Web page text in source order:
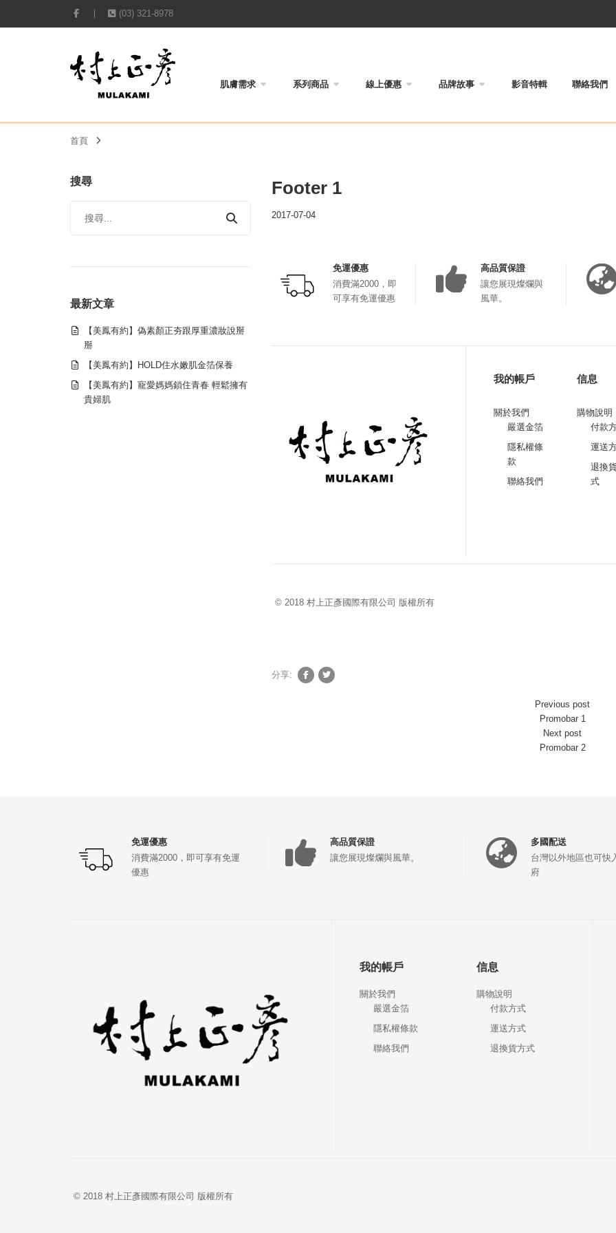
(03) 321-8978
肌膚需求 系列商品 線上優惠 品牌故事 影音特輯 聯絡我們
首頁
搜尋
最新文章
【美鳳有約】偽素顏正夯跟厚重濃妝說掰
掰
【美鳳有約】HOLD住水嫩肌金箔保養
【美鳳有約】寵愛媽媽鎖住青春 輕鬆擁有
貴婦肌
Footer 1
2017-07-04
免運優惠
消費滿2000，即
可享有免運優惠
高品質保證
讓您展現燦爛與
風華。
我的帳戶
關於我們
嚴選金箔
隱私權條
款
聯絡我們
信息
購物說明
付款
運送
退換
式
© 2018 村上正彥國際有限公司 版權所有
分享:
Previous post
Promobar 1
Next post
Promobar 2
免運優惠
消費滿2000，即可享有免運
優惠
高品質保證
讓您展現燦爛與風華。
多國配送
台灣以外地區也可快
府
我的帳戶
關於我們
嚴選金箔
隱私權條款
聯絡我們
信息
購物說明
付款方式
運送方式
退換貨方式
© 2018 村上正彥國際有限公司 版權所有